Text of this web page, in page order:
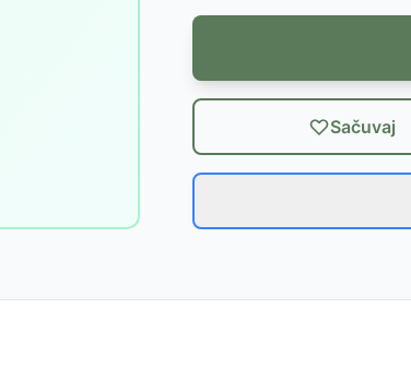
Sačuvaj